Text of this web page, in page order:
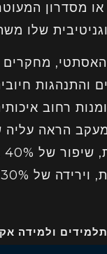
מסדרון
שלו
מחקרים
והתנהגות
רחוב
ולמידה